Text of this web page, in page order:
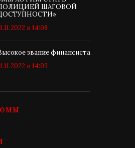
ШАГОВОЙ
в 14:08
звание финансиста
в 14:03